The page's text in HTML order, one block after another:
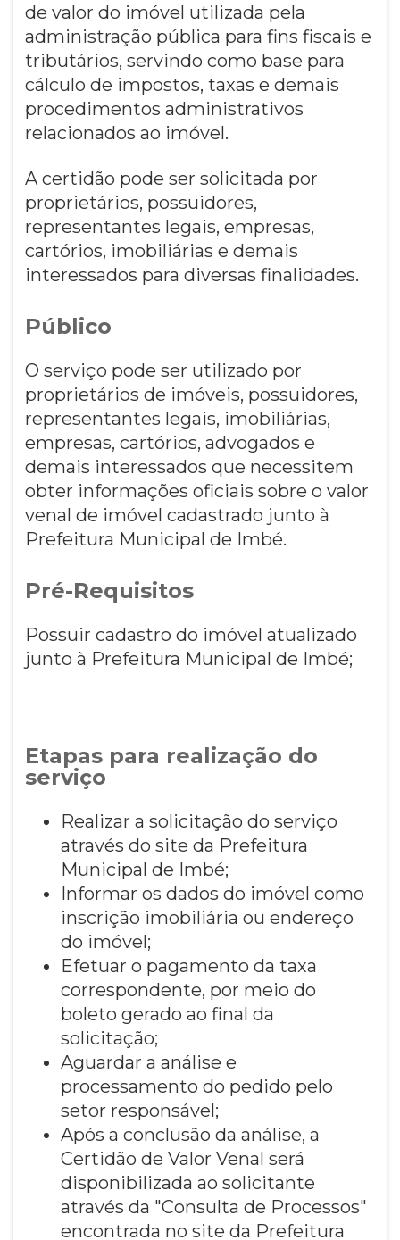
de valor do imóvel utilizada pela
administração pública para fins fiscais e
tributários, servindo como base para
cálculo de impostos, taxas e demais
procedimentos administrativos
relacionados ao imóvel.
A certidão pode ser solicitada por
proprietários, possuidores,
representantes legais, empresas,
cartórios, imobiliárias e demais
interessados para diversas finalidades.
Público
O serviço pode ser utilizado por
proprietários de imóveis, possuidores,
representantes legais, imobiliárias,
empresas, cartórios, advogados e
demais interessados que necessitem
obter informações oficiais sobre o valor
venal de imóvel cadastrado junto à
Prefeitura Municipal de Imbé.
Pré-Requisitos
Possuir cadastro do imóvel atualizado
junto à Prefeitura Municipal de Imbé;
Etapas para realização do
serviço
Realizar a solicitação do serviço
através do site da Prefeitura
Municipal de Imbé;
Informar os dados do imóvel como
inscrição imobiliária ou endereço
do imóvel;
Efetuar o pagamento da taxa
correspondente, por meio do
boleto gerado ao final da
solicitação;
Aguardar a análise e
processamento do pedido pelo
setor responsável;
Após a conclusão da análise, a
Certidão de Valor Venal será
disponibilizada ao solicitante
através da "Consulta de Processos"
encontrada no site da Prefeitura